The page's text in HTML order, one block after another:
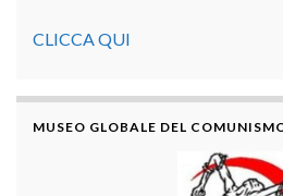
CLICCA QUI
MUSEO GLOBALE DEL